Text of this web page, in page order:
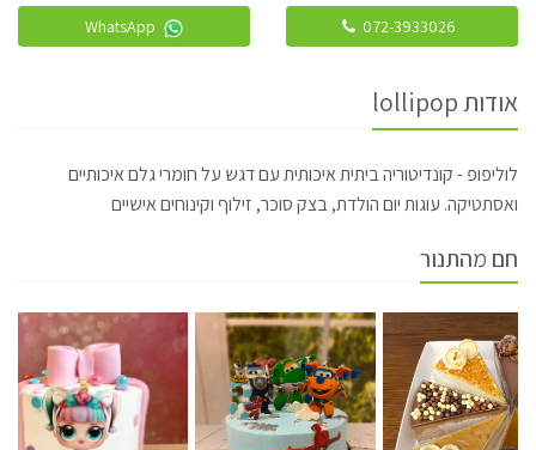
אודות lollipop
לוליפופ - קונדיטוריה ביתית איכותית עם דגש על חומרי גלם איכותיים
ואסתטיקה. עוגות יום הולדת, בצק סוכר, זילוף וקינוחים אישיים
חם מהתנור